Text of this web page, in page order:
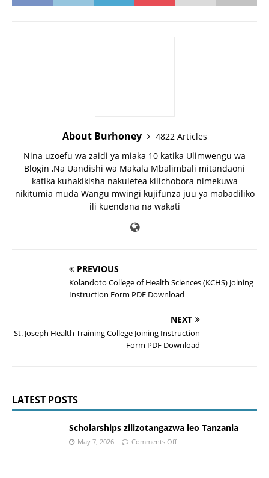
About Burhoney
4822 Articles
Nina uzoefu wa zaidi ya miaka 10 katika Ulimwengu wa
Blogin ,Na Uandishi wa Makala Mbalimbali mitandaoni
katika kuhakikisha nakuletea kilichobora nimekuwa
nikitumia muda Wangu mwingi kujifunza juu ya mabadiliko
ili kuendana na wakati
PREVIOUS
Kolandoto College of Health Sciences (KCHS) Joining
Instruction Form PDF Download
NEXT
St. Joseph Health Training College Joining Instruction
Form PDF Download
LATEST POSTS
Scholarships zilizotangazwa leo Tanzania
May 7, 2026 Comments Off